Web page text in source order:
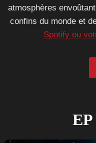
atmosphères
confins du monde et
Spotify ou
EP